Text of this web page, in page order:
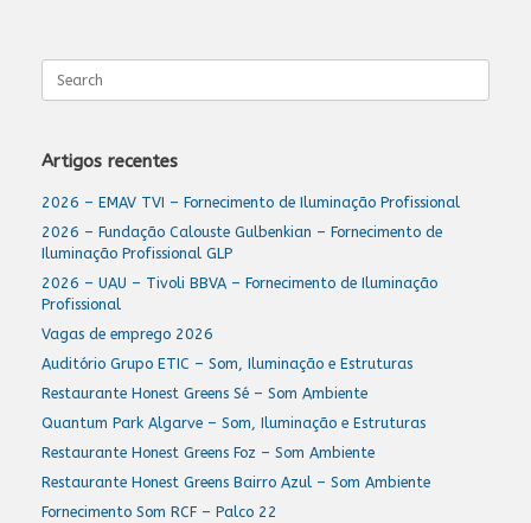
for:
Artigos recentes
2026 – EMAV TVI – Fornecimento de Iluminação Profissional
2026 – Fundação Calouste Gulbenkian – Fornecimento de
Iluminação Profissional GLP
2026 – UAU – Tivoli BBVA – Fornecimento de Iluminação
Profissional
Vagas de emprego 2026
Auditório Grupo ETIC – Som, Iluminação e Estruturas
Restaurante Honest Greens Sé – Som Ambiente
Quantum Park Algarve – Som, Iluminação e Estruturas
Restaurante Honest Greens Foz – Som Ambiente
Restaurante Honest Greens Bairro Azul – Som Ambiente
Fornecimento Som RCF – Palco 22